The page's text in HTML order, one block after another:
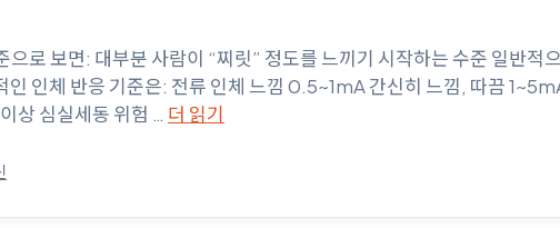
로 보면: 대부분 사람이 “찌릿” 정도를 느끼기 시작하는 수준 일반적
인체 반응 기준은: 전류 인체 느낌 0.5~1mA 간신히 느낌, 따끔
상 심실세동 위험 … 더 읽기